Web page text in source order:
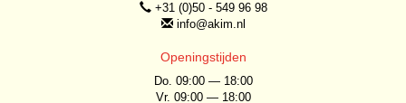
+31 (0)50 - 549 96 98
info@akim.nl
Openingstijden
Do. 09:00 — 18:00
Vr. 09:00 — 18:00